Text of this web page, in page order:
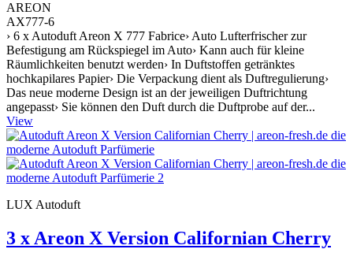
AREON
AX777-6
› 6 x Autoduft Areon X 777 Fabrice› Auto Lufterfrischer zur
Befestigung am Rückspiegel im Auto› Kann auch für kleine
Räumlichkeiten benutzt werden› In Duftstoffen getränktes
hochkapilares Papier› Die Verpackung dient als Duftregulierung›
Das neue moderne Design ist an der jeweiligen Duftrichtung
angepasst› Sie können den Duft durch die Duftprobe auf der...
View
LUX Autoduft
3 x Areon X Version Californian Cherry